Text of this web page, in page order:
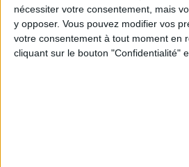
nécessiter votre consentement, mais
y opposer. Vous pouvez modifier vos
votre consentement à tout moment en
cliquant sur le bouton "Confidentialité"
LES SPF 50 QUI DONNENT ENVIE